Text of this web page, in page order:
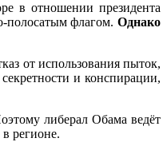
в отношении президента
полосатым флагом. Однако
от использования пыток,
и конспирации,
либерал Обама ведёт
регионе.